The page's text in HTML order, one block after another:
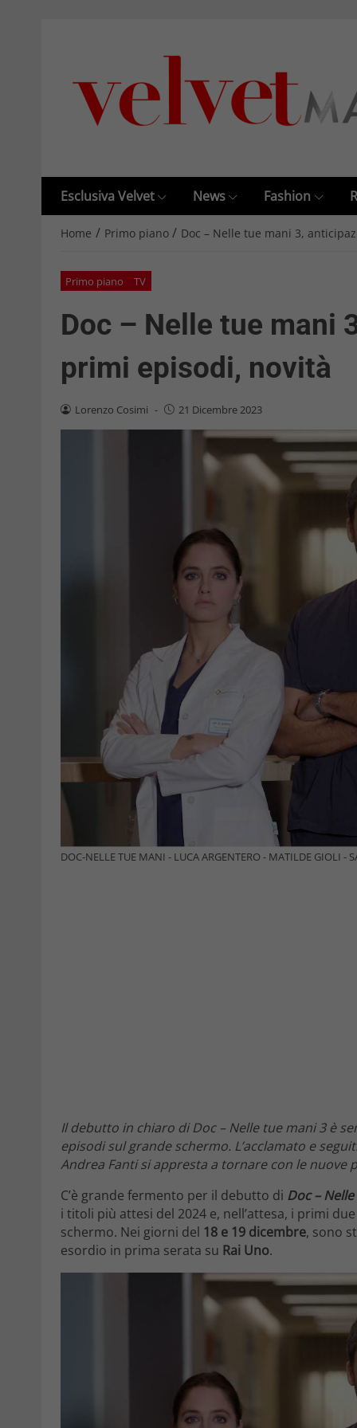
Esclusiva Velvet News Fashion
Home / Primo piano / Doc – Nelle tue mani 3,
Primo piano TV
Doc – Nelle tue mani
primi episodi, novità
Lorenzo Cosimi - 21 Dicembre 2023
DOC-NELLE TUE MANI - LUCA ARGENTERO - MATILDE
Il debutto in chiaro di Doc – Nelle tue mani 3 è
episodi sul grande schermo. L’acclamato e
Andrea Fanti si appresta a tornare con le nuove
C’è grande fermento per il debutto di Doc –
i titoli più attesi del 2024 e, nell’attesa, i primi
schermo. Nei giorni del 18 e 19 dicembre, sono
esordio in prima serata su Rai Uno.